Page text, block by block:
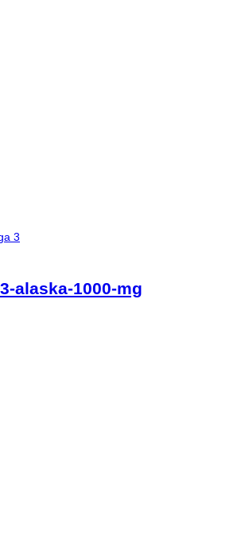
3
alaska-1000-mg